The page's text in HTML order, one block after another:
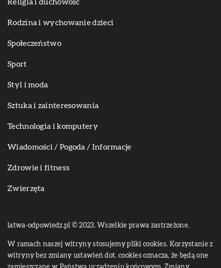
Religia i duchowość
Rodzina i wychowanie dzieci
Społeczeństwo
Sport
Styl i moda
Sztuka i zainteresowania
Technologia i komputery
Wiadomości / Pogoda / Informacje
Zdrowie i fitness
Zwierzęta
latwa-odpowiedz.pl © 2023. Wszelkie prawa zastrzeżone.
W ramach naszej witryny stosujemy pliki cookies. Korzystanie z
witryny bez zmiany ustawień dot. cookies oznacza, że będą one